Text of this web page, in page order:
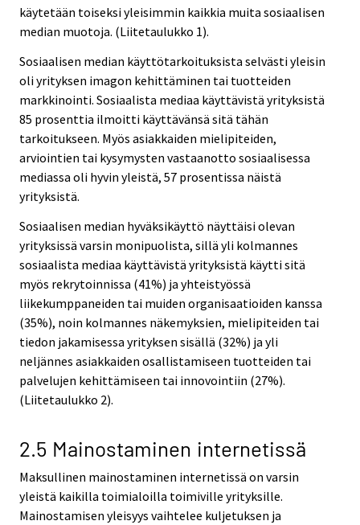
käytetään toiseksi yleisimmin kaikkia muita sosiaalisen
median muotoja. (Liitetaulukko 1).
Sosiaalisen median käyttötarkoituksista selvästi yleisin
oli yrityksen imagon kehittäminen tai tuotteiden
markkinointi. Sosiaalista mediaa käyttävistä yrityksistä
85 prosenttia ilmoitti käyttävänsä sitä tähän
tarkoitukseen. Myös asiakkaiden mielipiteiden,
arviointien tai kysymysten vastaanotto sosiaalisessa
mediassa oli hyvin yleistä, 57 prosentissa näistä
yrityksistä.
Sosiaalisen median hyväksikäyttö näyttäisi olevan
yrityksissä varsin monipuolista, sillä yli kolmannes
sosiaalista mediaa käyttävistä yrityksistä käytti sitä
myös rekrytoinnissa (41%) ja yhteistyössä
liikekumppaneiden tai muiden organisaatioiden kanssa
(35%), noin kolmannes näkemyksien, mielipiteiden tai
tiedon jakamisessa yrityksen sisällä (32%) ja yli
neljännes asiakkaiden osallistamiseen tuotteiden tai
palvelujen kehittämiseen tai innovointiin (27%).
(Liitetaulukko 2).
2.5 Mainostaminen internetissä
Maksullinen mainostaminen internetissä on varsin
yleistä kaikilla toimialoilla toimiville yrityksille.
Mainostamisen yleisyys vaihtelee kuljetuksen ja